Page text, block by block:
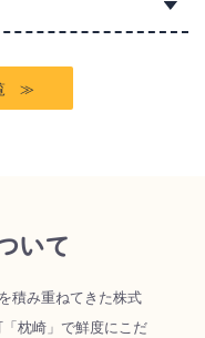
覧 ≫
いて
積み重ねてきた株式
枕崎」で鮮度にこだ